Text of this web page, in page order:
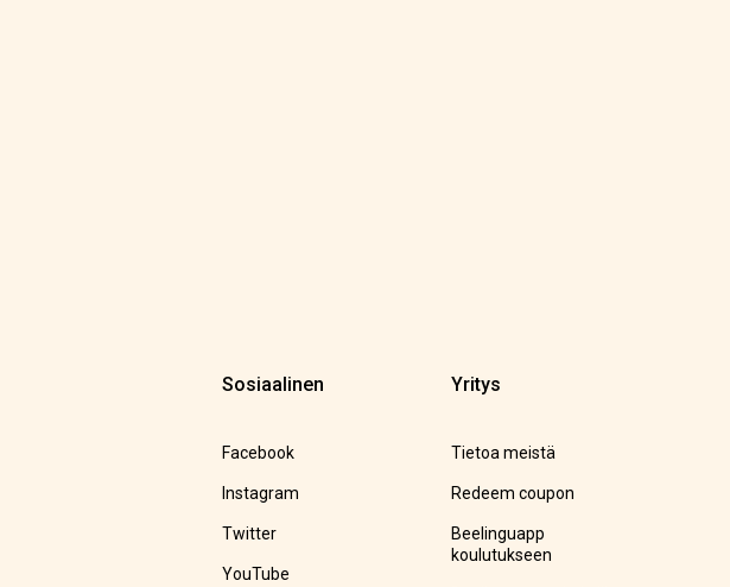
Sosiaalinen
Facebook
Instagram
Twitter
YouTube
Yritys
Tietoa meistä
Redeem coupon
Beelinguapp
koulutukseen